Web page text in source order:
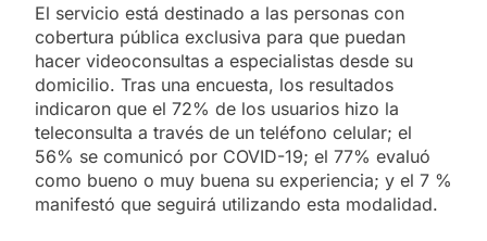
El servicio está destinado a las personas con
cobertura pública exclusiva para que puedan
hacer videoconsultas a especialistas desde su
domicilio. Tras una encuesta, los resultados
indicaron que el 72% de los usuarios hizo la
teleconsulta a través de un teléfono celular; el
56% se comunicó por COVID-19; el 77% evaluó
como bueno o muy buena su experiencia; y el 7 %
manifestó que seguirá utilizando esta modalidad.